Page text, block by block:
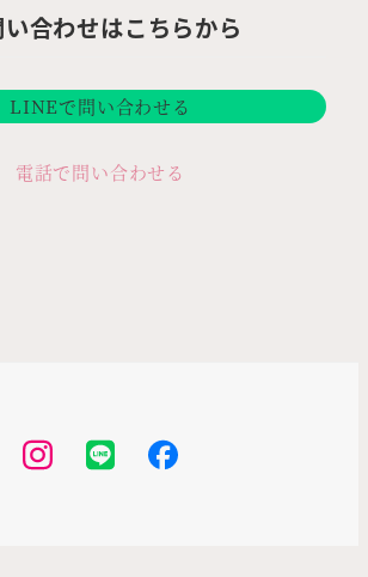
合わせはこちらから
LINEで問い合わせる
電話で問い合わせる
Instagram
LINEFacebook